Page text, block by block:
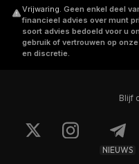
Vrijwaring. Geen enkel deel
financieel advies over munt
soort advies bedoeld voor u
gebruik of vertrouwen op
en discretie.
Blijf
NIEUWS